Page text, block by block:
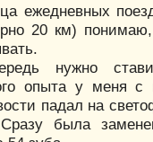
ежедневных
20 км)
нужно
опыта у меня
падал на
была